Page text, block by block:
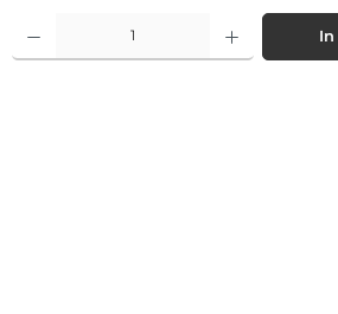
Produkt Anzahl: Gib den gewünschten Wert ein
In